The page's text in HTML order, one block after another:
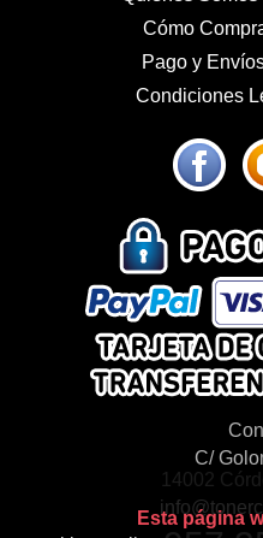
Cómo
Pago y
Condiciones
C/
14002
Esta página